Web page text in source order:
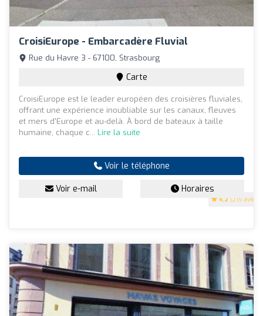
CroisiEurope - Embarcadère Fluvial
4.2 (215 avis)
Rue du Havre 3 - 67100, Strasbourg
Carte
CroisiEurope est le leader européen des croisières fluviales,
offrant une expérience inoubliable sur les canaux, fleuves
et mers d'Europe et au-delà. À bord de bateaux à taille
humaine, chaque c... Lire la suite
Voir le téléphone
Voir e-mail Horaires